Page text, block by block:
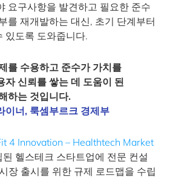
요구사항을 발견하고 필요한 준수
를 재개발하는 대신, 초기 단계부터
있도록 도와줍니다.
를 수용하고 준수가 가치를
자 신뢰를 쌓는 데 도움이 된
하는 것입니다.
이너, 룩셈부르크 경제부
4 Innovation – Healthtech Market
헬스테크 스타트업에 전문 컨설
장 출시를 위한 규제 로드맵을 수립